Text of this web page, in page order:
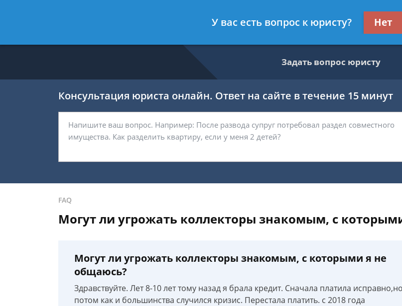
- Налоговый консультант, служащий ФНС
Задать вопрос юристу
Консультация юриста онлайн. Ответ на сайте в течение 15 минут
FAQ
Могут ли угрожать коллекторы знакомым, с
Могут ли угрожать коллекторы знакомым, с которыми я не
общаюсь?
Здравствуйте. Лет 8-10 лет тому назад я брала кредит. Сначала платила исправно,но
потом как и большинства случился кризис. Перестала платить. с 2018 года
У вас есть вопрос к юристу? Нет